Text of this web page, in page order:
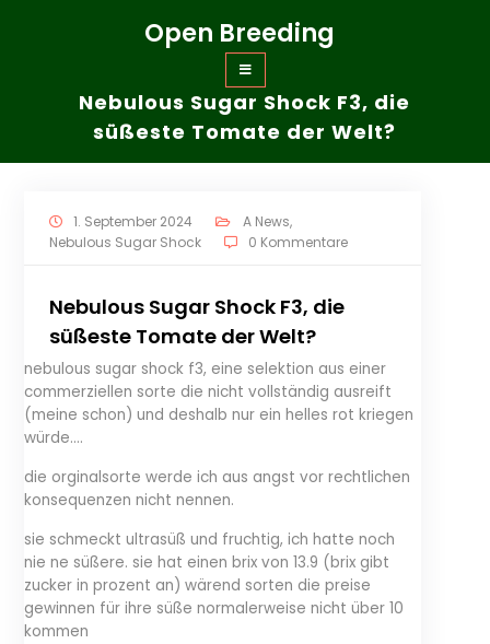
Open Breeding
Nebulous Sugar Shock F3, die
süßeste Tomate der Welt?
1. September 2024 A News,
Nebulous Sugar Shock
0 Kommentare
Nebulous Sugar Shock F3, die
süßeste Tomate der Welt?
nebulous sugar shock f3, eine selektion aus einer
commerziellen sorte die nicht vollständig ausreift
(meine schon) und deshalb nur ein helles rot kriegen
würde….
die orginalsorte werde ich aus angst vor rechtlichen
konsequenzen nicht nennen.
sie schmeckt ultrasüß und fruchtig, ich hatte noch
nie ne süßere. sie hat einen brix von 13.9 (brix gibt
zucker in prozent an) wärend sorten die preise
gewinnen für ihre süße normalerweise nicht über 10
kommen